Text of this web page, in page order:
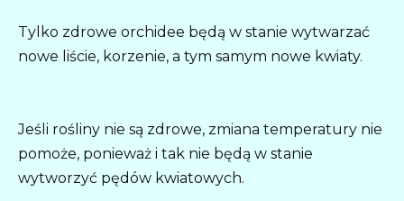
Tylko zdrowe orchidee będą w stanie wytwarzać
nowe liście, korzenie, a tym samym nowe kwiaty.
Jeśli rośliny nie są zdrowe, zmiana temperatury nie
pomoże, ponieważ i tak nie będą w stanie
wytworzyć pędów kwiatowych.